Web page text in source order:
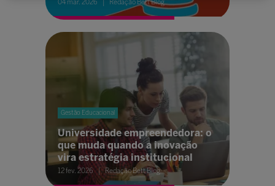
04 mar. 2026 Redação Bett Blog
Gestão Educacional
Universidade empreendedora: o
que muda quando a inovação
vira estratégia institucional
12 fev. 2026 Redação Bett Blog